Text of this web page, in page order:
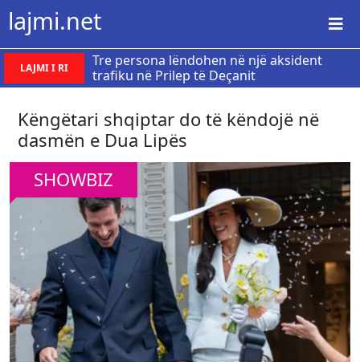
lajmi.net
LAJMI I RI
Tre persona lëndohen në një aksident
trafiku në Prilep të Deçanit
Këngëtari shqiptar do të këndojë në
dasmën e Dua Lipës
SHOWBIZ